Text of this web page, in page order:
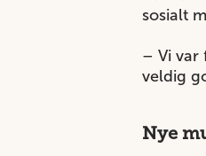
sosialt
– Vi var
veldig
Nye